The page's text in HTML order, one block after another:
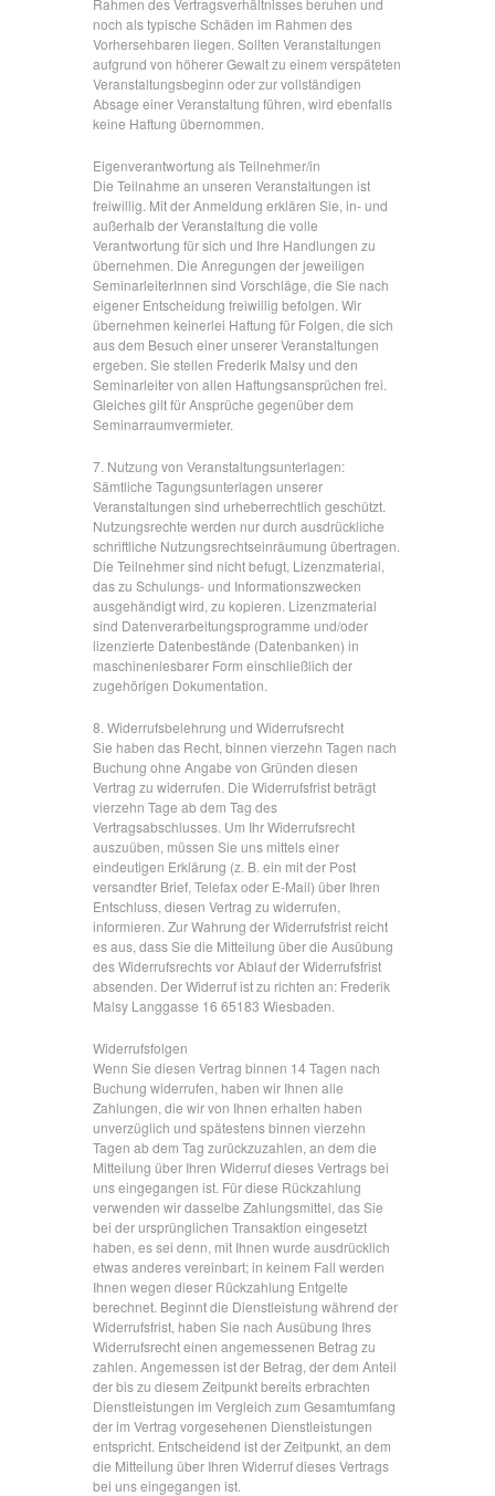
Rahmen des Vertragsverhältnisses beruhen und
noch als typische Schäden im Rahmen des
Vorhersehbaren liegen. Sollten Veranstaltungen
aufgrund von höherer Gewalt zu einem verspäteten
Veranstaltungsbeginn oder zur vollständigen
Absage einer Veranstaltung führen, wird ebenfalls
keine Haftung übernommen.
Eigenverantwortung als Teilnehmer/in
Die Teilnahme an unseren Veranstaltungen ist
freiwillig. Mit der Anmeldung erklären Sie, in- und
außerhalb der Veranstaltung die volle
Verantwortung für sich und Ihre Handlungen zu
übernehmen. Die Anregungen der jeweiligen
SeminarleiterInnen sind Vorschläge, die Sie nach
eigener Entscheidung freiwillig befolgen. Wir
übernehmen keinerlei Haftung für Folgen, die sich
aus dem Besuch einer unserer Veranstaltungen
ergeben. Sie stellen Frederik Malsy und den
Seminarleiter von allen Haftungsansprüchen frei.
Gleiches gilt für Ansprüche gegenüber dem
Seminarraumvermieter.
7. Nutzung von Veranstaltungsunterlagen:
Sämtliche Tagungsunterlagen unserer
Veranstaltungen sind urheberrechtlich geschützt.
Nutzungsrechte werden nur durch ausdrückliche
schriftliche Nutzungsrechtseinräumung übertragen.
Die Teilnehmer sind nicht befugt, Lizenzmaterial,
das zu Schulungs- und Informationszwecken
ausgehändigt wird, zu kopieren. Lizenzmaterial
sind Datenverarbeitungsprogramme und/oder
lizenzierte Datenbestände (Datenbanken) in
maschinenlesbarer Form einschließlich der
zugehörigen Dokumentation.
8. Widerrufsbelehrung und Widerrufsrecht
Sie haben das Recht, binnen vierzehn Tagen nach
Buchung ohne Angabe von Gründen diesen
Vertrag zu widerrufen. Die Widerrufsfrist beträgt
vierzehn Tage ab dem Tag des
Vertragsabschlusses. Um Ihr Widerrufsrecht
auszuüben, müssen Sie uns mittels einer
eindeutigen Erklärung (z. B. ein mit der Post
versandter Brief, Telefax oder E-Mail) über Ihren
Entschluss, diesen Vertrag zu widerrufen,
informieren. Zur Wahrung der Widerrufsfrist reicht
es aus, dass Sie die Mitteilung über die Ausübung
des Widerrufsrechts vor Ablauf der Widerrufsfrist
absenden. Der Widerruf ist zu richten an: Frederik
Malsy Langgasse 16 65183 Wiesbaden.
Widerrufsfolgen
Wenn Sie diesen Vertrag binnen 14 Tagen nach
Buchung widerrufen, haben wir Ihnen alle
Zahlungen, die wir von Ihnen erhalten haben
unverzüglich und spätestens binnen vierzehn
Tagen ab dem Tag zurückzuzahlen, an dem die
Mitteilung über Ihren Widerruf dieses Vertrags bei
uns eingegangen ist. Für diese Rückzahlung
verwenden wir dasselbe Zahlungsmittel, das Sie
bei der ursprünglichen Transaktion eingesetzt
haben, es sei denn, mit Ihnen wurde ausdrücklich
etwas anderes vereinbart; in keinem Fall werden
Ihnen wegen dieser Rückzahlung Entgelte
berechnet. Beginnt die Dienstleistung während der
Widerrufsfrist, haben Sie nach Ausübung Ihres
Widerrufsrecht einen angemessenen Betrag zu
zahlen. Angemessen ist der Betrag, der dem Anteil
der bis zu diesem Zeitpunkt bereits erbrachten
Dienstleistungen im Vergleich zum Gesamtumfang
der im Vertrag vorgesehenen Dienstleistungen
entspricht. Entscheidend ist der Zeitpunkt, an dem
die Mitteilung über Ihren Widerruf dieses Vertrags
bei uns eingegangen ist.